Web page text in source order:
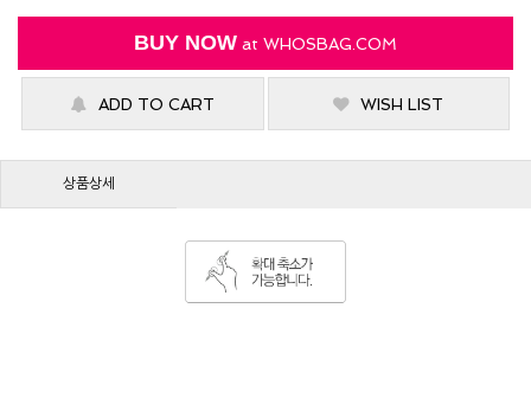
BUY NOW at WHOSBAG.COM
ADD TO CART WISH LIST
상품상세